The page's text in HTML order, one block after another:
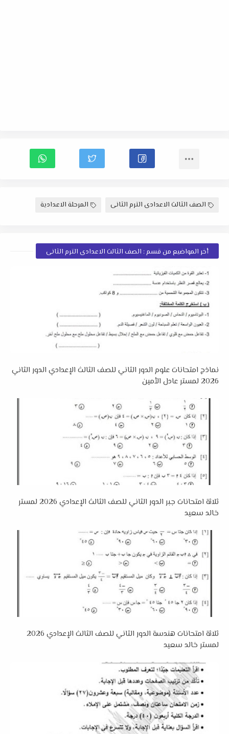
الصف الثالث الاعدادى الترم الثانى المرحلة الاعدادية
أخر المواضيع من قسم : الصف الثالث الاعدادى الترم الثانى
نماذج امتحانات علوم الدور الثاني للصف الثالث الإعدادي الدور الثاني
2026 لمستر عادل الأمين
ثلاثة امتحانات جبر الدور الثاني للصف الثالث الإعدادي 2026 لمستر
خالد سعيد
ثلاثة امتحانات هندسة الدور الثاني للصف الثالث الإعدادي 2026
لمستر خالد سعيد